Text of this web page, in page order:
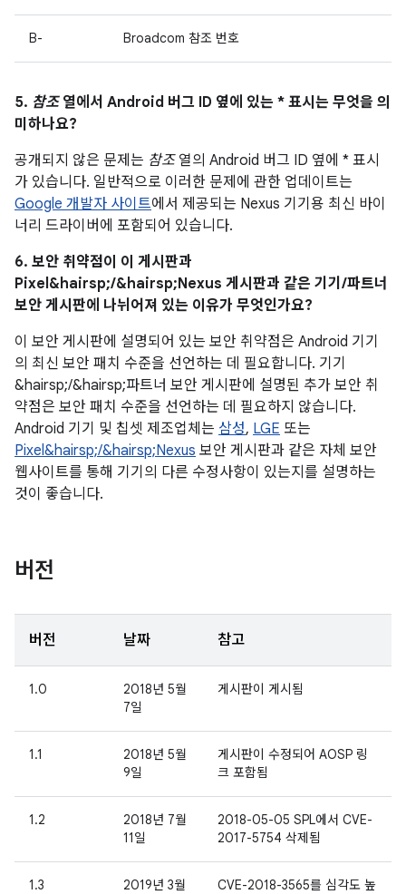
B- Broadcom 참조 번호
5. 참조열에서 Android 버그 ID 옆에 있는 * 표시는 무엇을 의
미하나요?
공개되지 않은 문제는 참조열의 Android 버그 ID 옆에 * 표시
가 있습니다. 일반적으로 이러한 문제에 관한 업데이트는
Google 개발자 사이트에서 제공되는 Nexus 기기용 최신 바이
너리 드라이버에 포함되어 있습니다.
6. 보안 취약점이 이 게시판과
Pixel&hairsp;/&hairsp;Nexus 게시판과 같은 기기/파트너
보안 게시판에 나뉘어져 있는 이유가 무엇인가요?
이 보안 게시판에 설명되어 있는 보안 취약점은 Android 기기
의 최신 보안 패치 수준을 선언하는 데 필요합니다. 기기
&hairsp;/&hairsp;파트너 보안 게시판에 설명된 추가 보안 취
약점은 보안 패치 수준을 선언하는 데 필요하지 않습니다.
Android 기기 및 칩셋 제조업체는 삼성, LGE 또는
Pixel&hairsp;/&hairsp;Nexus 보안 게시판과 같은 자체 보안
웹사이트를 통해 기기의 다른 수정사항이 있는지를 설명하는
것이 좋습니다.
버전
버전 날짜 참고
1.0
2018년 5월
7일
게시판이 게시됨
1.1
2018년 5월
9일
게시판이 수정되어 AOSP 링
크 포함됨
1.2
2018년 7월
11일
2018-05-05 SPL에서 CVE-
2017-5754 삭제됨
1.3
2019년 3월
CVE-2018-3565를 심각도 높